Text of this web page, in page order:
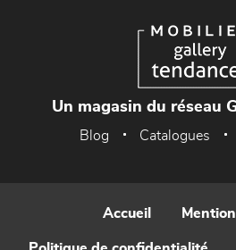
Un magasin du réseau
Blog Catalogues
Accueil